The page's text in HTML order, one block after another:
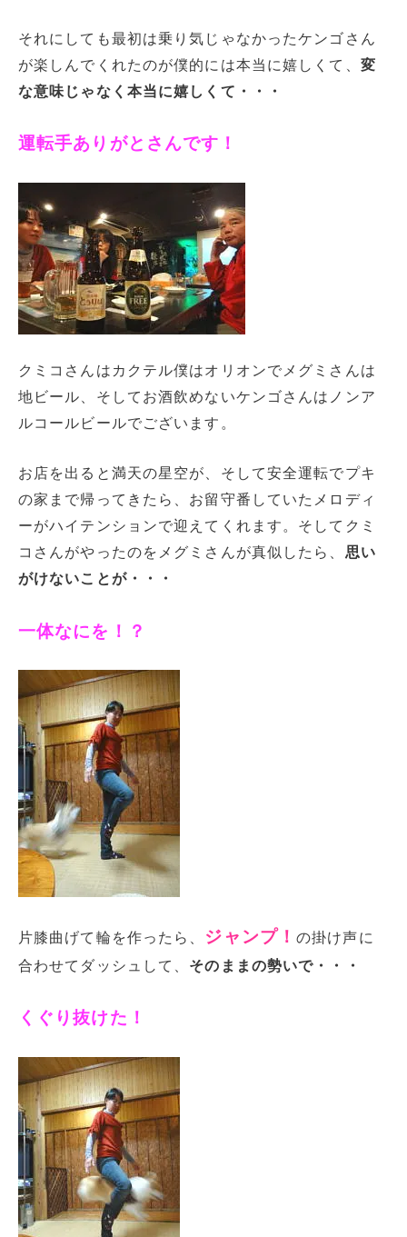
それにしても最初は乗り気じゃなかったケンゴさん
が楽しんでくれたのが僕的には本当に嬉しくて、 変
な意味じゃなく本当に嬉しくて・・・
運転手ありがとさんです！
クミコさんはカクテル僕はオリオンでメグミさんは
地ビール、そしてお酒飲めないケンゴさんはノンア
ルコールビールでございます。
お店を出ると満天の星空が、そして安全運転でプキ
の家まで帰ってきたら、お留守番していたメロディ
ーがハイテンションで迎えてくれます。そしてクミ
コさんがやったのをメグミさんが真似したら、 思い
がけないことが・・・
一体なにを！？
片膝曲げて輪を作ったら、 ジャンプ！の掛け声に
合わせてダッシュして、 そのままの勢いで・・・
くぐり抜けた！